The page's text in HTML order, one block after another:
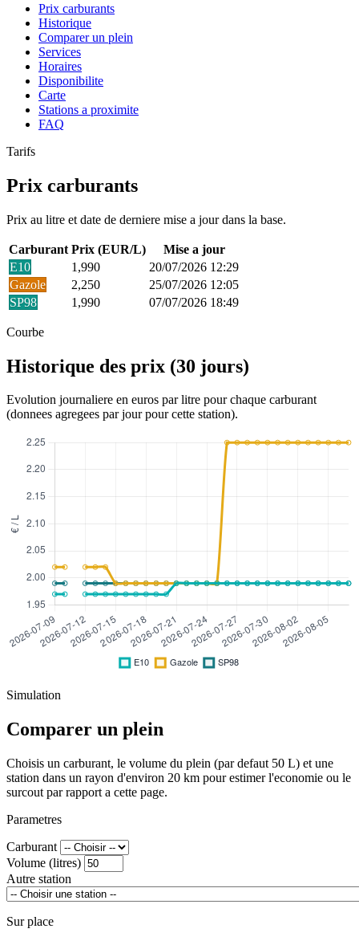
Prix carburants
Historique
Comparer un plein
Services
Horaires
Disponibilite
Carte
Stations a proximite
FAQ
Tarifs
Prix carburants
Prix au litre et date de derniere mise a jour dans la base.
Carburant Prix (EUR/L)
Mise a jour
E10
1,990
20/07/2026 12:29
Gazole
2,250
25/07/2026 12:05
SP98
1,990 07/07/2026 18:49
Courbe
Historique des prix (30 jours)
Evolution journaliere en euros par litre pour chaque carburant
(donnees agregees par jour pour cette station).
Simulation
Comparer un plein
Choisis un carburant, le volume du plein (par defaut 50 L) et une
station dans un rayon d'environ 20 km pour estimer l'economie ou le
surcout par rapport a cette page.
Parametres
Carburant
Volume (litres)
Autre station
Sur place